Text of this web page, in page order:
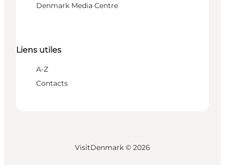
Denmark Media Centre
Liens utiles
A-Z
Contacts
VisitDenmark © 2026